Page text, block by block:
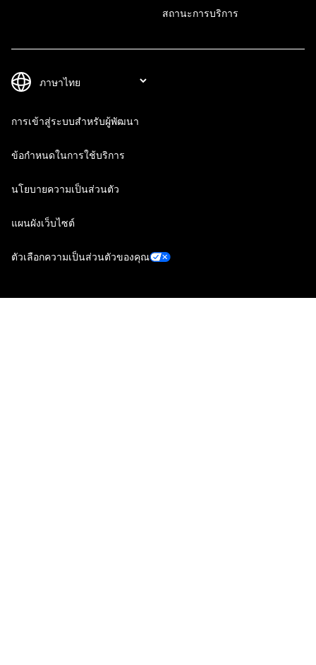
สถานะการบริการ
การเข้าสู่ระบบสำหรับผู้พัฒนา
ข้อกำหนดในการใช้บริการ
นโยบายความเป็นส่วนตัว
แผนผังเว็บไซต์
ตัวเลือกความเป็นส่วนตัวของคุณ